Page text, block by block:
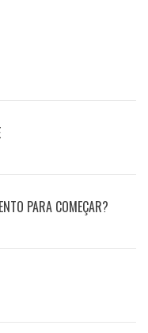
PARA COMEÇAR?